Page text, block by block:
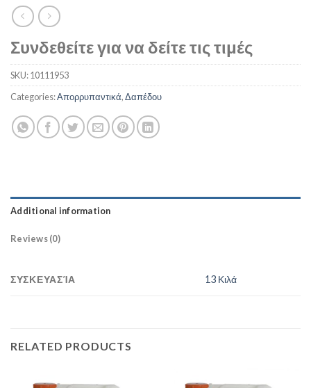
Συνδεθείτε για να δείτε τις τιμές
SKU:10111953
Categories:Απορρυπαντικά,Δαπέδου
Additional information
Reviews (0)
ΣΥΣΚΕΥΑΣΊΑ 13 Κιλά
RELATED PRODUCTS